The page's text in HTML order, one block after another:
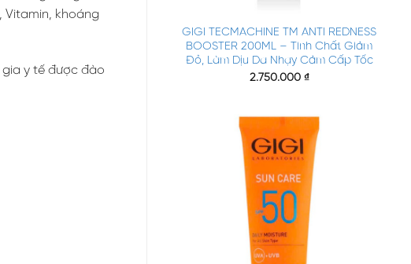
, Vitamin, khoáng
y tế được đào
GIGI TECMACHINE TM ANTI REDNESS
BOOSTER 200ML – Tinh Chất Giảm
Đỏ, Làm Dịu Da Nhạy Cảm Cấp Tốc
2.750.000 ₫